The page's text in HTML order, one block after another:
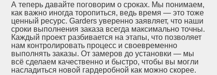
А теперь давайте поговорим о сроках. Мы понимаем,
как важно иногда торопиться, ведь время — это тоже
ценный ресурс. Garders уверенно заявляет, что наши
сроки выполнения заказа всегда максимально точны.
Каждый проект разбивается на этапы, что позволяет
нам контролировать процесс и своевременно
выполнять заказы. От замеров до установки — мы
всё сделаем качественно и быстро, чтобы вы могли
насладиться новой гардеробной как можно скорее.